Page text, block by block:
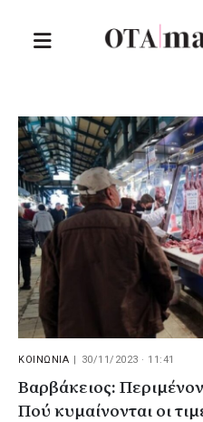
ΚΟΙΝΩΝΙΑ 30/11/2023 · 11:41
Βαρβάκειος:
Πού κυμαίνονται οι